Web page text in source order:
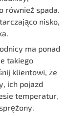
również spada.
nisko,
ma ponad
takiego
klientowi, że
ich pojazd
temperatur,